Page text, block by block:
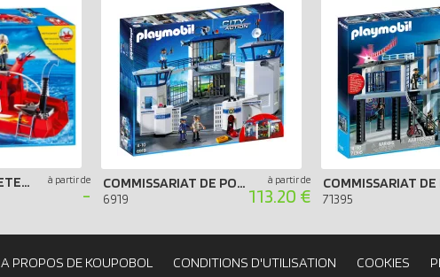
BATEAU DES SAUVETEURS POMPIERS à partir de
-
COMMISSARIAT DE POLICE AVEC PRISON
6919
à partir de
113.20 € 71395
A PROPOS DE KOUPOBOL CONDITIONS D'UTILISATION COOKIES